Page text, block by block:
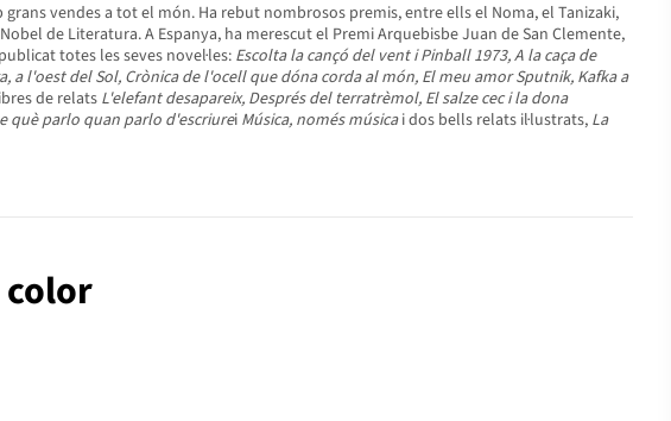
vendes a tot el món. Ha rebut nombrosos premis, entre ells el Noma, el Tanizaki,
de Literatura. A Espanya, ha merescut el Premi Arquebisbe Juan de San Clemente,
totes les seves novel·les: Escolta la cançó del vent i Pinball 1973, A la caça de
l'oest del Sol, Crònica de l'ocell que dóna corda al món, El meu amor Sputnik, Kafka a
de relats L'elefant desapareix, Després del terratrèmol, El salze cec i la dona
què parlo quan parlo d'escriurei Música, només músicai dos bells relats il·lustrats, La
color